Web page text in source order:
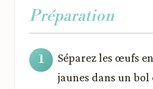
Préparation
Séparez les œufs
jaunes dans un bol